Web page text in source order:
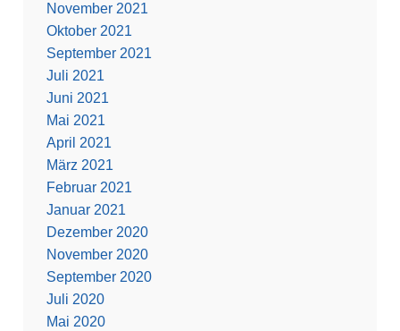
November 2021
Oktober 2021
September 2021
Juli 2021
Juni 2021
Mai 2021
April 2021
März 2021
Februar 2021
Januar 2021
Dezember 2020
November 2020
September 2020
Juli 2020
Mai 2020